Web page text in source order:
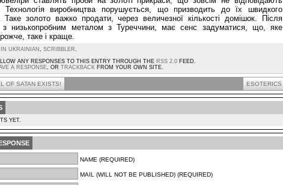
Технологія виробництва порушується, що призводить до їх швидкого
Таке золото важко продати, через величезної кількості домішок. Після
з низькопробним металом з Туреччини, має сенс задуматися, що, яке
таке і краще.
IN UKRAINIAN , SCRIBBLER.
ANY RESPONSES TO THIS ENTRY THROUGH THE RSS 2.0 FEED.
A RESPONSE, OR TRACKBACK FROM YOUR OWN SITE.
OF SATAN EXISTS! ESOTERICS
YET.
NAME (REQUIRED)
MAIL (WILL NOT BE PUBLISHED) (REQUIRED)